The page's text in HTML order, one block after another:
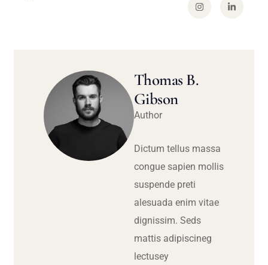
Thomas B.
Gibson
Author
Dictum tellus massa
congue sapien mollis
suspende preti
alesuada enim vitae
dignissim. Seds
mattis adipiscineg
lectusey